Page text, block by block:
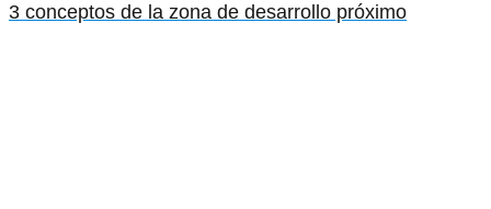
3 conceptos de la zona de desarrollo próximo